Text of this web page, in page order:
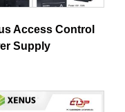
Access Control
Supply